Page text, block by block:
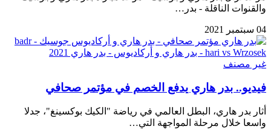
والقنوات الناقلة - بدر…
04 سبتمبر 2021
غير مصنف
فيديو.. بدر هاري يدفع الخصم في مؤتمر صحافي
أثار بدر هاري، البطل العالمي في رياضة "الكيك بوكسينغ"، جدلا
واسعا خلال مرحلة المواجهة التي…